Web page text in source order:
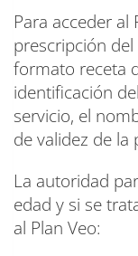
Para acceder al
prescripción
formato receta
identificación
servicio, el
de validez de la
La autoridad
edad y si se
al Plan Veo: